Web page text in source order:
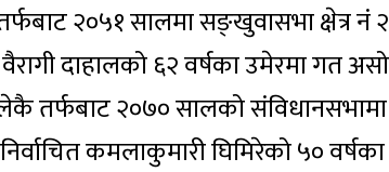
२०५१ सालमा सङ्खुवासभा क्षेत्र नं २
वैरागी दाहालको ६२ वर्षका उमेरमा गत
तर्फबाट २०७० सालको
निर्वाचित कमलाकुमारी घिमिरेको ५०